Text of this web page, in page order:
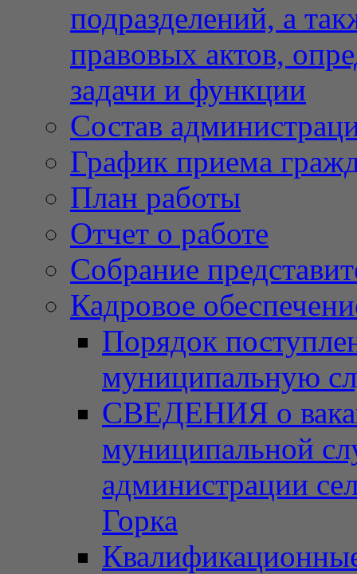
подразделений, а
правовых актов,
задачи и функции
Состав
График приема
План работы
Отчет о работе
Собрание
Кадровое
Порядок
муниципальную
СВЕДЕНИЯ о
муниципальной
администрации
Горка